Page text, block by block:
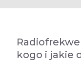
kogo i jakie